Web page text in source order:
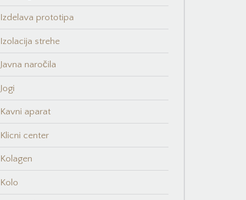
Izdelava prototipa
Izolacija strehe
Javna naročila
Jogi
Kavni aparat
Klicni center
Kolagen
Kolo